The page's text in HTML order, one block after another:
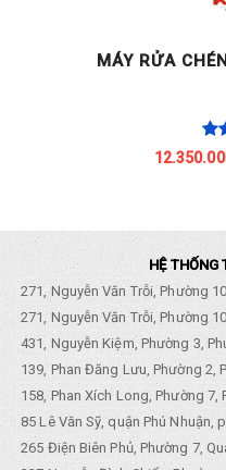
MÁY RỬA
HỆ THỐNG
271, Nguyễn Văn Trỗi, Phường
271, Nguyễn Văn Trỗi, Phường
431, Nguyễn Kiệm, Phường 3,
139, Phan Đăng Lưu, Phường 2,
158, Phan Xích Long, Phường 7,
85 Lê Văn Sỹ, quận Phú Nhuận,
265 Điện Biên Phủ, Phường 7,